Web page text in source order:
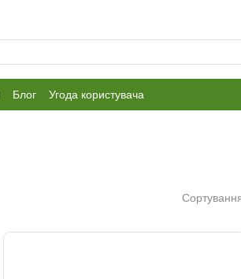
Блог Угода користувача